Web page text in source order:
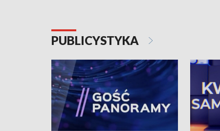
PUBLICYSTYKA